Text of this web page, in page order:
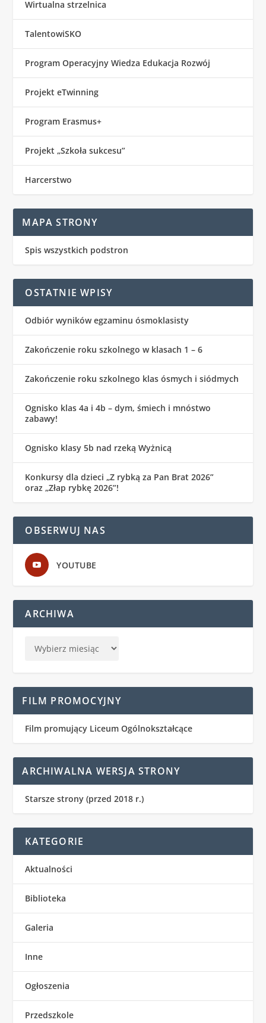
Wirtualna strzelnica
TalentowiSKO
Program Operacyjny Wiedza Edukacja Rozwój
Projekt eTwinning
Program Erasmus+
Projekt „Szkoła sukcesu”
Harcerstwo
MAPA STRONY
Spis wszystkich podstron
OSTATNIE WPISY
Odbiór wyników egzaminu ósmoklasisty
Zakończenie roku szkolnego w klasach 1 – 6
Zakończenie roku szkolnego klas ósmych i siódmych
Ognisko klas 4a i 4b – dym, śmiech i mnóstwo
zabawy!
Ognisko klasy 5b nad rzeką Wyżnicą
Konkursy dla dzieci „Z rybką za Pan Brat 2026”
oraz „Złap rybkę 2026”!
OBSERWUJ NAS
YOUTUBE
ARCHIWA
FILM PROMOCYJNY
Film promujący Liceum Ogólnokształcące
ARCHIWALNA WERSJA STRONY
Starsze strony (przed 2018 r.)
KATEGORIE
Aktualności
Biblioteka
Galeria
Inne
Ogłoszenia
Przedszkole